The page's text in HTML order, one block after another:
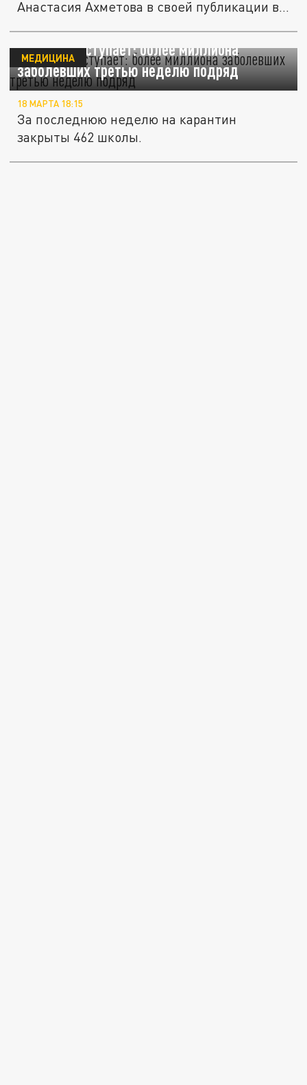
Анастасия Ахметова в своей публикации в
Грипп не отступает: более миллиона
заболевших третью неделю подряд
МЕДИЦИНА
18 МАРТА 18:15
За последнюю неделю на карантин
закрыты 462 школы.